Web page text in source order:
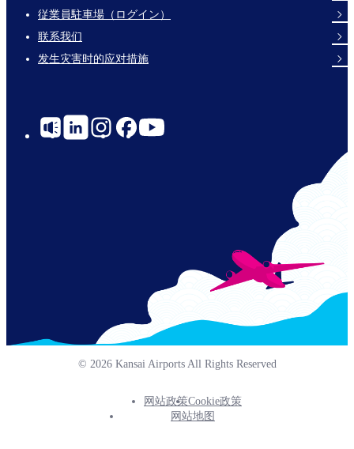
Footer
Links
従業員駐車場（ログイン）
联系我们
发生灾害时的应对措施
Social
© 2026 Kansai Airports All Rights Reserved
Footer
网站政策Cookie政策
网站地图